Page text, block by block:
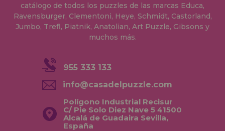
catálogo de todos los puzzles de las marcas Educa,
Ravensburger, Clementoni, Heye, Schmidt, Castorland,
Jumbo, Trefl, Piatnik, Anatolian, Art Puzzle, Gibsons y
muchos más.
955 333 133
info@casadelpuzzle.com
Polígono Industrial Recisur
C/ Pie Solo Diez Nave 5 41500
Alcalá de Guadaira Sevilla,
España